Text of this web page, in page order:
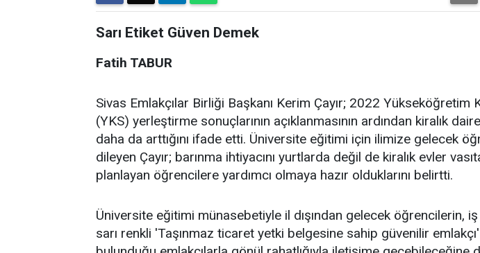
Sarı Etiket Güven Demek
Fatih TABUR
Sivas Emlakçılar Birliği Başkanı Kerim Çayır; 2022 Yükseköğretim
(YKS) yerleştirme sonuçlarının açıklanmasının ardından kiralık
daha da arttığını ifade etti. Üniversite eğitimi için ilimize gelecek
dileyen Çayır; barınma ihtiyacını yurtlarda değil de kiralık evler
planlayan öğrencilere yardımcı olmaya hazır olduklarını belirtti.
Üniversite eğitimi münasebetiyle il dışından gelecek öğrencilerin,
sarı renkli 'Taşınmaz ticaret yetki belgesine sahip güvenilir